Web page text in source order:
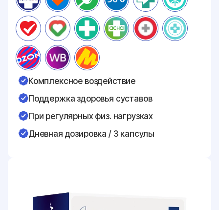
Комплексное воздействие
Поддержка здоровья суставов
При регулярных физ. нагрузках
Дневная дозировка / 3 капсулы